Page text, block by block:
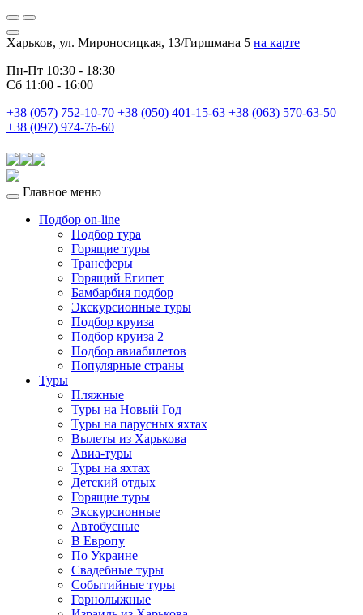
Харьков, ул. Мироносицкая, 13/Гиршмана 5 на карте
Пн-Пт 10:30 - 18:30
Сб 11:00 - 16:00
+38 (057) 752-10-70 +38 (050) 401-15-63 +38 (063) 570-63-50
+38 (097) 974-76-60
Главное меню
Подбор on-line
Подбор тура
Горящие туры
Трансферы
Горящий Египет
Бамбарбия подбор
Экскурсионные туры
Подбор круиза
Подбор круиза 2
Подбор авиабилетов
Популярные страны
Туры
Пляжные
Туры на Новый Год
Туры на парусных яхтах
Вылеты из Харькова
Авиа-туры
Туры на яхтах
Детский отдых
Горящие туры
Экскурсионные
Автобусные
В Европу
По Украине
Свадебные туры
Событийные туры
Горнолыжные